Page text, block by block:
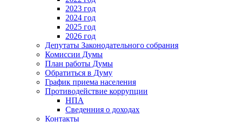
2023 год
2024 год
2025 год
2026 год
Депутаты Законодательного собрания
Комиссии Думы
План работы Думы
Обратиться в Думу
График приема населения
Противодействие коррупции
НПА
Сведенния о доходах
Контакты